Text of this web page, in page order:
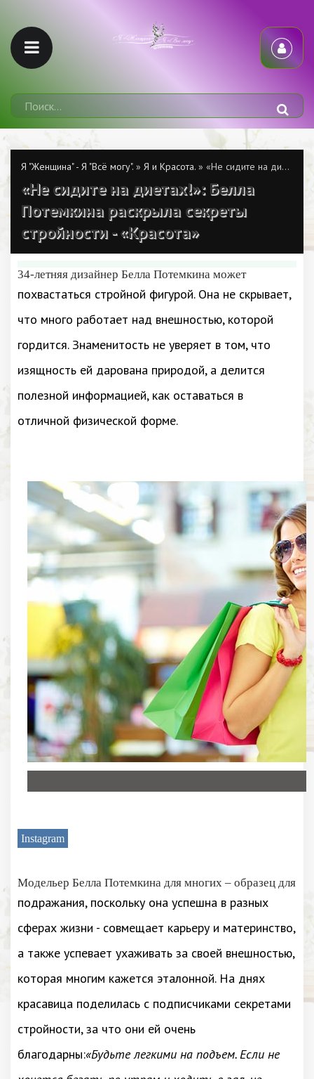
Я "Женщина" - Я "Всё могу". » Я и Красота. » «Не сидите на диетах!»: Белла Потемкина раскрыла секреты стройности - «Красота»
«Не сидите на диетах!»: Белла
Потемкина раскрыла секреты
стройности - «Красота»
34-летняя дизайнер Белла Потемкина может
похвастаться стройной фигурой. Она не скрывает,
что много работает над внешностью, которой
гордится. Знаменитость не уверяет в том, что
изящность ей дарована природой, а делится
полезной информацией, как оставаться в
отличной физической форме.
Instagram
Модельер Белла Потемкина для многих – образец для
подражания, поскольку она успешна в разных
сферах жизни - совмещает карьеру и материнство,
а также успевает ухаживать за своей внешностью,
которая многим кажется эталонной. На днях
красавица поделилась с подписчиками секретами
стройности, за что они ей очень
благодарны:«Будьте легкими на подъем. Если не